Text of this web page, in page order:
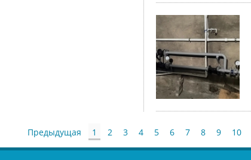
Предыдущая 1 2 3 4 5 6 7 8 9 10